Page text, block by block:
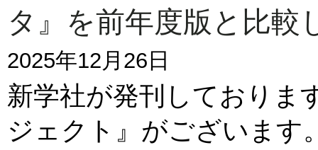
タ』を前年度版と比較
2025年12月26日
新学社が発刊しておりま
ジェクト』がございます